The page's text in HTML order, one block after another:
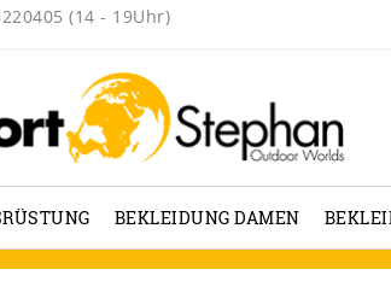
(14 - 19Uhr)
BEKLEIDUNG DAMEN